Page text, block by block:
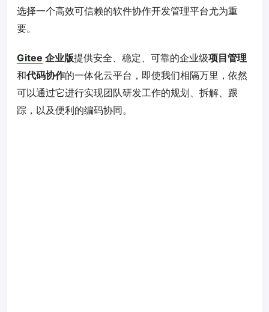
选择一个高效可信赖的软件协作开发管理平台尤为重
要。
Gitee 企业版提供安全、稳定、可靠的企业级项目管理
和代码协作的一体化云平台，即使我们相隔万里，依然
可以通过它进行实现团队研发工作的规划、拆解、跟
踪，以及便利的编码协同。